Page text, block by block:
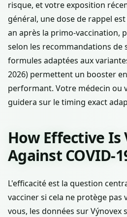
risque, et votre exposition
général, une dose de rappel
an après la primo-vaccination,
selon les recommandations de
formules adaptées aux
2026) permettent un booster
performant. Votre médecin ou
guidera sur le timing exact
How Effective Is
Against COVID-
L'efficacité est la question
vacciner si cela ne protège pas
vous, les données sur Výnovex